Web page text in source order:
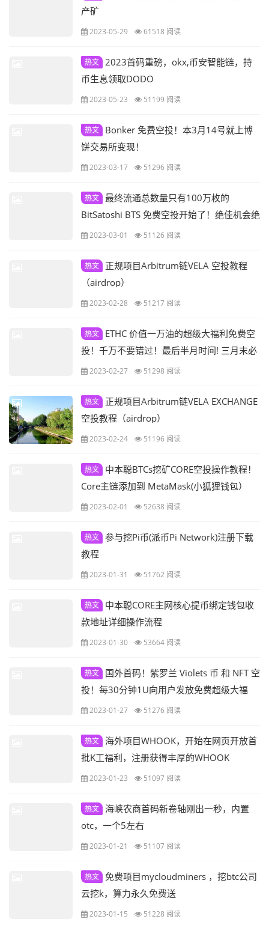
产矿
2023-05-29 61518 阅读
热文 2023首码重磅，okx,币安智能链，持
币生息领取DODO
2023-05-23 51199 阅读
热文
Bonker 免费空投！本3月14号就上博
饼交易所变现！
2023-03-17 51296 阅读
热文 最终流通总数量只有100万枚的
BitSatoshi BTS 免费空投开始了！绝佳机会绝
对不容错过！极度稀少！本月末就上博饼等
2023-03-01 51126 阅读
热文
正规项目Arbitrum链VELA 空投教程
（airdrop）
2023-02-28 51217 阅读
热文
ETHC 价值一万油的超级大福利免费空
投！千万不要错过！最后半月时间! 三月末必
上顶级交易所！
2023-02-27 51298 阅读
热文
正规项目Arbitrum链VELA EXCHANGE
空投教程（airdrop）
2023-02-24 51196 阅读
热文
中本聪BTCs挖矿CORE空投操作教程！
Core主链添加到 MetaMask(小狐狸钱包）
2023-02-01 52638 阅读
热文 参与挖Pi币(派币Pi Network)注册下载
教程
2023-01-31 51762 阅读
热文
中本聪CORE主网核心提币绑定钱包收
款地址详细操作流程
2023-01-30 53664 阅读
热文
国外首码！紫罗兰 Violets 币 和 NFT 空
投！每30分钟1U向用户发放免费超级大福
利！无需实名认证！仅需去中心化钱包币安
2023-01-27 51276 阅读
热文
海外项目WHOOK，开始在网页开放首
批K工福利，注册获得丰厚的WHOOK
2023-01-23 51097 阅读
热文
海峡农商首码新卷轴刚出一秒，内置
otc，一个5左右
2023-01-21 51107 阅读
热文 免费项目mycloudminers ，挖btc公司
云挖k，算力永久免费送
2023-01-15 51228 阅读